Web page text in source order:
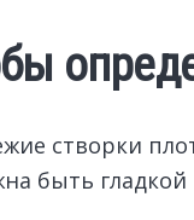
створки
быть